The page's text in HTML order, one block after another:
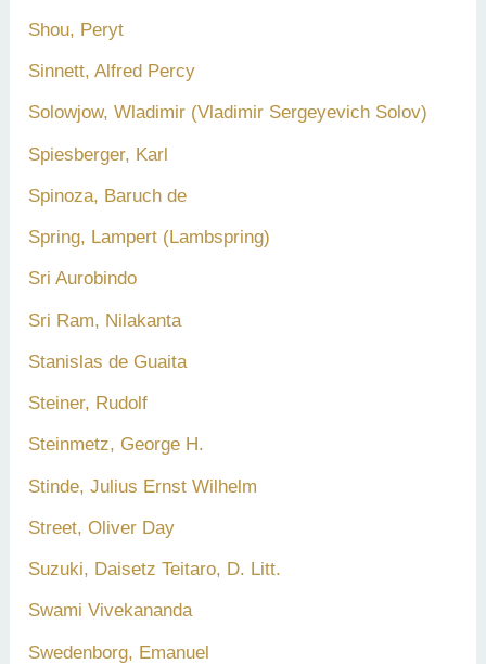
Shou, Peryt
Sinnett, Alfred Percy
Solowjow, Wladimir (Vladimir Sergeyevich Solov)
Spiesberger, Karl
Spinoza, Baruch de
Spring, Lampert (Lambspring)
Sri Aurobindo
Sri Ram, Nilakanta
Stanislas de Guaita
Steiner, Rudolf
Steinmetz, George H.
Stinde, Julius Ernst Wilhelm
Street, Oliver Day
Suzuki, Daisetz Teitaro, D. Litt.
Swami Vivekananda
Swedenborg, Emanuel